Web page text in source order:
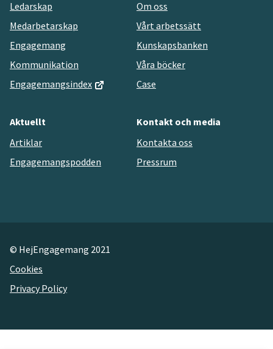
Ledarskap
Medarbetarskap
Engagemang
Kommunikation
Engagemangsindex
Om oss
Vårt arbetssätt
Kunskapsbanken
Våra böcker
Case
Aktuellt
Artiklar
Engagemangspodden
Kontakt och media
Kontakta oss
Pressrum
© HejEngagemang 2021
Cookies
Privacy Policy